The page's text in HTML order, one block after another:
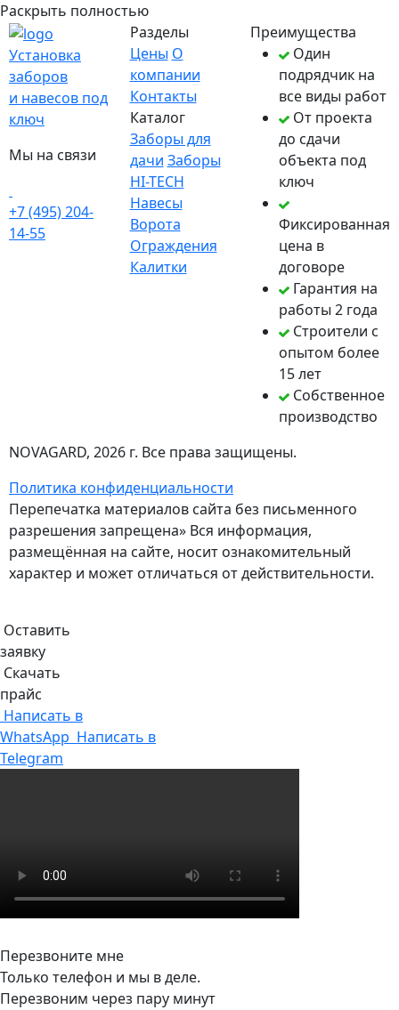
Раскрыть полностью
Установка
заборов
и навесов под
ключ
Мы на связи
+7 (495) 204-
14-55
Разделы
Цены О
компании
Контакты
Каталог
Заборы для
дачи Заборы
HI-TECH
Навесы
Ворота
Ограждения
Калитки
Преимущества
Один
подрядчик на
все виды работ
От проекта
до сдачи
объекта под
ключ
Фиксированная
цена в
договоре
Гарантия на
работы 2 года
Строители с
опытом более
15 лет
Собственное
производство
NOVAGARD, 2026 г. Все права защищены.
Политика конфиденциальности
Перепечатка материалов сайта без письменного
разрешения запрещена» Вся информация,
размещённая на сайте, носит ознакомительный
характер и может отличаться от действительности.
Оставить
заявку
Скачать
прайс
Написать в
WhatsApp Написать в
Telegram
Перезвоните мне
Только телефон и мы в деле.
Перезвоним через пару минут